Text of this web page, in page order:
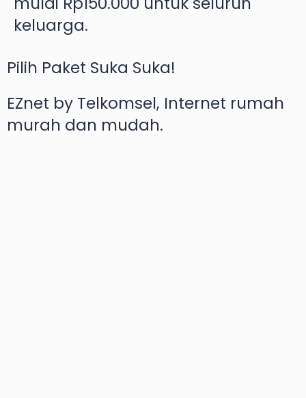
keluarga.
Pilih Paket Suka Suka!
EZnet by Telkomsel, Internet rumah
murah dan mudah.